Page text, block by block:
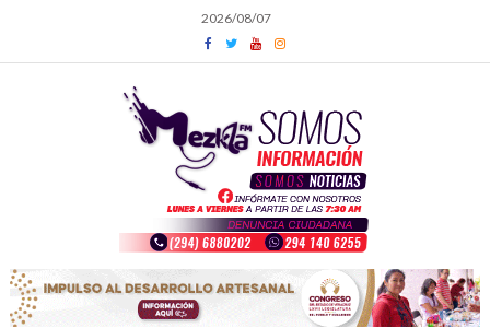
content
2026/08/07